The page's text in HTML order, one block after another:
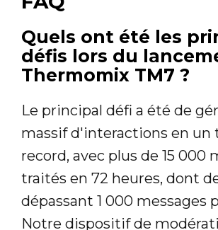
Quels ont été les
défis lors du
Thermomix TM7 ?
Le principal défi a été de
massif d'interactions en un
record, avec plus de 15 000
traités en 72 heures, dont
dépassant 1 000 messages
Notre dispositif de